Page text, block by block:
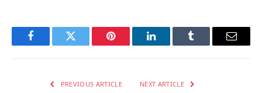
FacebookTwitter Pinterest LinkedInTumblr Email
PREVIOUS ARTICLE NEXT ARTICLE